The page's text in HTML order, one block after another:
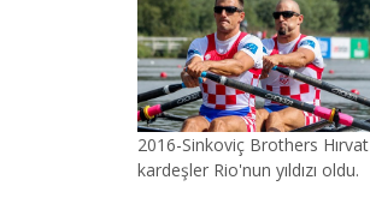
2016-Sinkoviç Brothers Hırvat
kardeşler Rio'nun yıldızı oldu.